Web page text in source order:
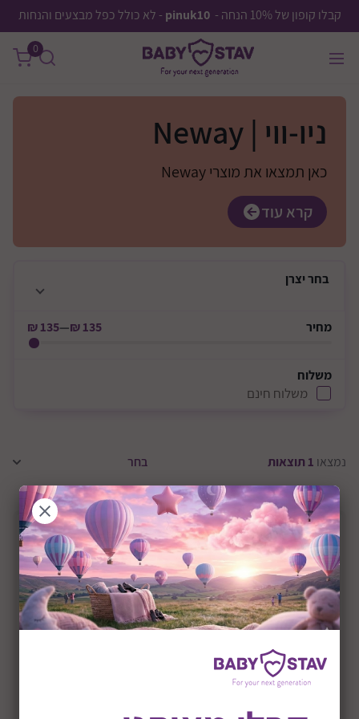
קבלו קופון של 10% הנחה - pinuk10 - לא כולל כפל מבצעים והנחות
0
ניו-ווי | Neway
כאן תמצאו את מוצרי Neway
קרא עוד
בחריצרן
מחיר 135 ₪
—
135 ₪
משלוח
משלוח חינם
נמצאו 1 תוצאות